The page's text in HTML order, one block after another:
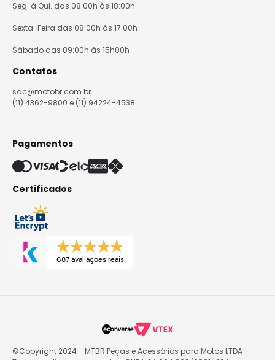
Seg. à Qui. das 08:00h às 18:00h
Sexta-Feira das 08:00h às 17:00h
Sábado das 09:00h às 15h00h
Contatos
sac@motobr.com.br
(11) 4362-9800 e (11) 94224-4538
Pagamentos
Certificados
687 avaliações reais
©Copyright 2024 - MTBR Peças e Acessórios para Motos LTDA -